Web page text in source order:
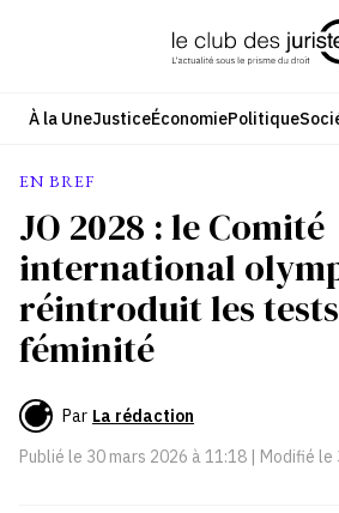
À la UneJusticeÉconomiePolitique
EN BREF
JO 2028 : le Comité
international
réintroduit les
féminité
Par La rédaction
Publié le 30 mars 2026 à 11:18 | Modifié le